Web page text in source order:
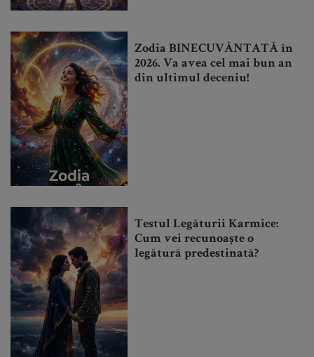
Zodia BINECUVÂNTATĂ în
2026. Va avea cel mai bun an
din ultimul deceniu!
Testul Legăturii Karmice:
Cum vei recunoaște o
legătură predestinată?